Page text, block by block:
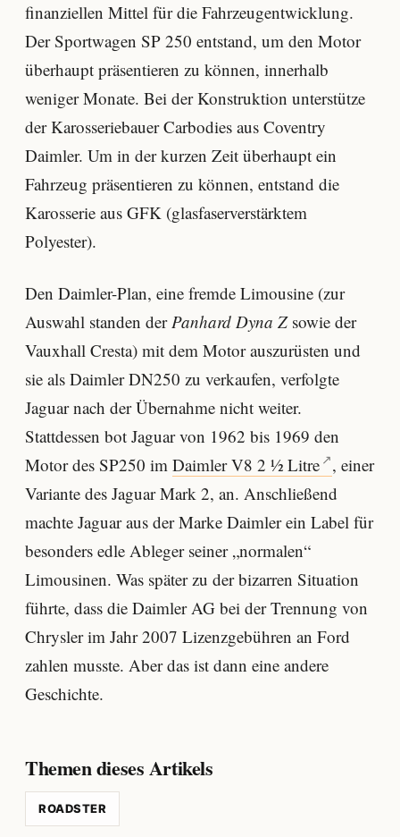
finanziellen Mittel für die Fahrzeugentwicklung.
Der Sportwagen SP 250 entstand, um den Motor
überhaupt präsentieren zu können, innerhalb
weniger Monate. Bei der Konstruktion unterstütze
der Karosseriebauer Carbodies aus Coventry
Daimler. Um in der kurzen Zeit überhaupt ein
Fahrzeug präsentieren zu können, entstand die
Karosserie aus GFK (glasfaserverstärktem
Polyester).
Den Daimler-Plan, eine fremde Limousine (zur
Auswahl standen der Panhard Dyna Zsowie der
Vauxhall Cresta) mit dem Motor auszurüsten und
sie als Daimler DN250 zu verkaufen, verfolgte
Jaguar nach der Übernahme nicht weiter.
Stattdessen bot Jaguar von 1962 bis 1969 den
Motor des SP250 im Daimler V8 2 ½ Litre , einer
Variante des Jaguar Mark 2, an. Anschließend
machte Jaguar aus der Marke Daimler ein Label für
besonders edle Ableger seiner „normalen“
Limousinen. Was später zu der bizarren Situation
führte, dass die Daimler AG bei der Trennung von
Chrysler im Jahr 2007 Lizenzgebühren an Ford
zahlen musste. Aber das ist dann eine andere
Geschichte.
Themen dieses Artikels
ROADSTER